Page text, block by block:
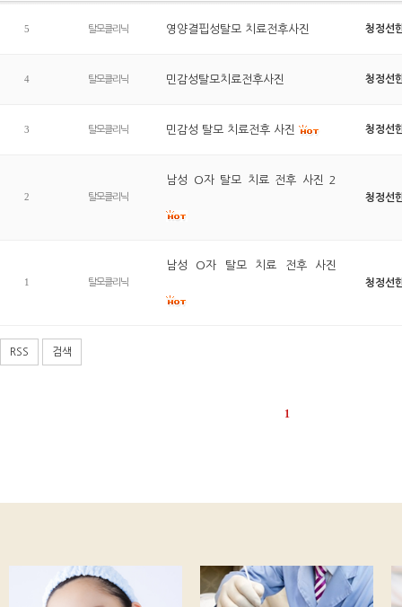
5 탈모클리닉 영양결핍성탈모 치료전후사진 청정선
4 탈모클리닉 민감성탈모치료전후사진 청정선
3 탈모클리닉 민감성 탈모 치료전후 사진 청정선
2 탈모클리닉
남성 O자 탈모 치료 전후 사진 2
청정선
1 탈모클리닉
남성 O자 탈모 치료 전후 사진
청정선
RSS 검색
1